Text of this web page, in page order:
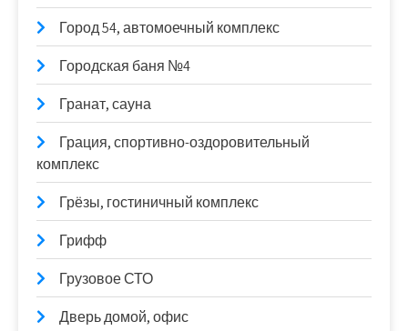
Город 54, автомоечный комплекс
Городская баня №4
Гранат, сауна
Грация, спортивно-оздоровительный
комплекс
Грёзы, гостиничный комплекс
Грифф
Грузовое СТО
Дверь домой, офис